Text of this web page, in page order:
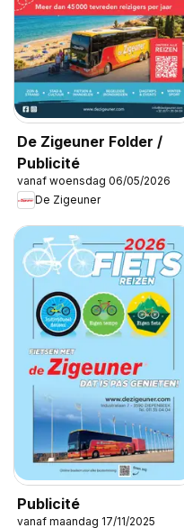
De Zigeuner Folder /
Publicité
vanaf woensdag 06/05/2026
De Zigeuner
Publicité
vanaf maandag 17/11/2025